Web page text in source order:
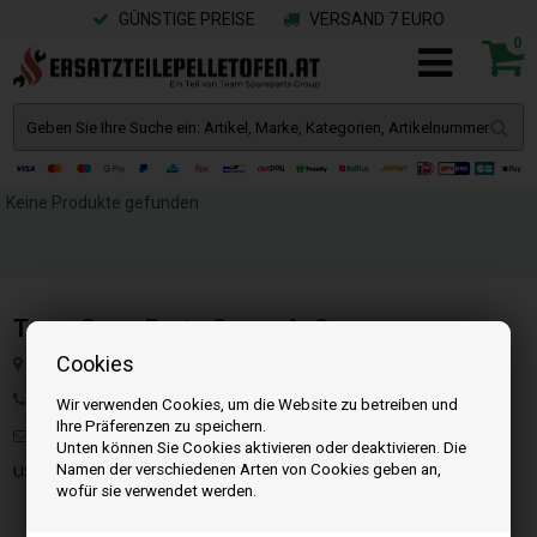
Cookies
Wir verwenden Cookies, um die Website zu betreiben und
Ihre Präferenzen zu speichern.
Unten können Sie Cookies aktivieren oder deaktivieren. Die
Namen der verschiedenen Arten von Cookies geben an,
wofür sie verwendet werden.
GÜNSTIGE PREISE VERSAND 7 EURO
0
Keine Produkte gefunden
Team SpareParts Group ApS
Klejsgaardvej 19A, Dk-7130 Juelsminde, Dänemark
Tel: +49 40 299 99274
Mail:info@ersatzteilepelletofen.at
USt-IdNr. : DK-35862803